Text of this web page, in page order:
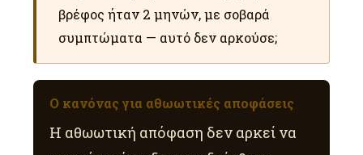
βρέφος ήταν 2 μηνών, με σοβαρά
συμπτώματα — αυτό δεν αρκούσε;
Ο κανόνας για αθωωτικές αποφάσεις
Η αθωωτική απόφαση δεν αρκεί να